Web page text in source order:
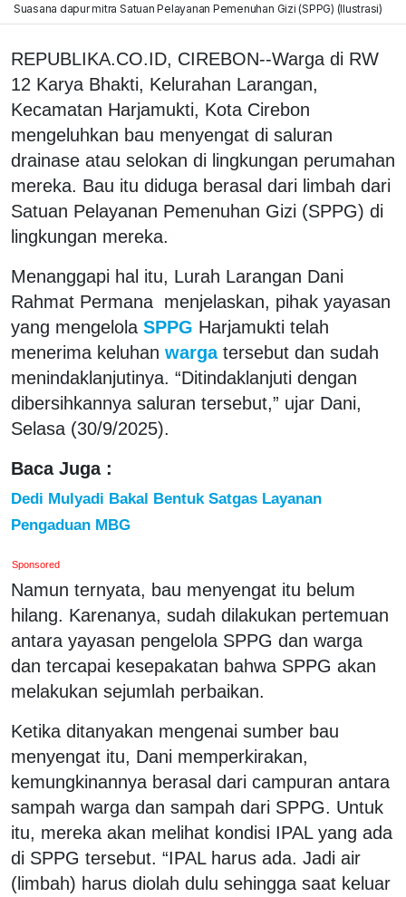
Suasana dapur mitra Satuan Pelayanan Pemenuhan Gizi (SPPG) (Ilustrasi)
REPUBLIKA.CO.ID, CIREBON--Warga di RW
12 Karya Bhakti, Kelurahan Larangan,
Kecamatan Harjamukti, Kota Cirebon
mengeluhkan bau menyengat di saluran
drainase atau selokan di lingkungan perumahan
mereka. Bau itu diduga berasal dari limbah dari
Satuan Pelayanan Pemenuhan Gizi (SPPG) di
lingkungan mereka.
Menanggapi hal itu, Lurah Larangan Dani
Rahmat Permana menjelaskan, pihak yayasan
yang mengelola SPPG Harjamukti telah
menerima keluhan warga tersebut dan sudah
menindaklanjutinya. “Ditindaklanjuti dengan
dibersihkannya saluran tersebut,” ujar Dani,
Selasa (30/9/2025).
Baca Juga :
Dedi Mulyadi Bakal Bentuk Satgas Layanan
Pengaduan MBG
Sponsored
Namun ternyata, bau menyengat itu belum
hilang. Karenanya, sudah dilakukan pertemuan
antara yayasan pengelola SPPG dan warga
dan tercapai kesepakatan bahwa SPPG akan
melakukan sejumlah perbaikan.
Ketika ditanyakan mengenai sumber bau
menyengat itu, Dani memperkirakan,
kemungkinannya berasal dari campuran antara
sampah warga dan sampah dari SPPG. Untuk
itu, mereka akan melihat kondisi IPAL yang ada
di SPPG tersebut. “IPAL harus ada. Jadi air
(limbah) harus diolah dulu sehingga saat keluar